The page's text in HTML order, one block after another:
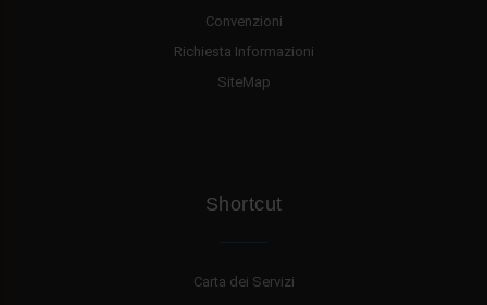
Convenzioni
Richiesta Informazioni
SiteMap
Shortcut
Carta dei Servizi